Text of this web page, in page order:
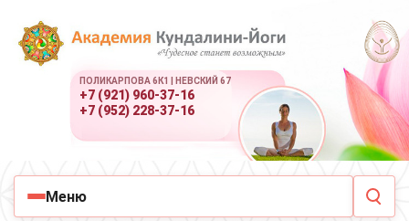
ПОЛИКАРПОВА 6К1 | НЕВСКИЙ 67
+7 (921) 960-37-16
+7 (952) 228-37-16
Меню